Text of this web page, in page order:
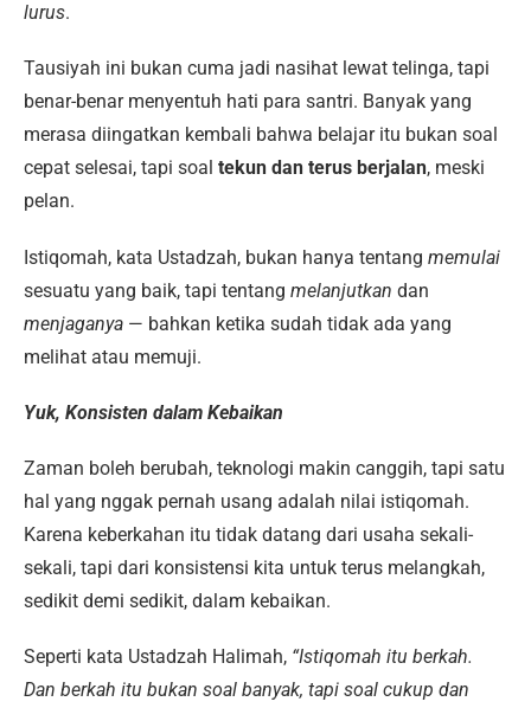
lurus.
Tausiyah ini bukan cuma jadi nasihat lewat telinga, tapi
benar-benar menyentuh hati para santri. Banyak yang
merasa diingatkan kembali bahwa belajar itu bukan soal
cepat selesai, tapi soal tekun dan terus berjalan, meski
pelan.
Istiqomah, kata Ustadzah, bukan hanya tentang memulai
sesuatu yang baik, tapi tentang melanjutkan dan
menjaganya — bahkan ketika sudah tidak ada yang
melihat atau memuji.
Yuk, Konsisten dalam Kebaikan
Zaman boleh berubah, teknologi makin canggih, tapi satu
hal yang nggak pernah usang adalah nilai istiqomah.
Karena keberkahan itu tidak datang dari usaha sekali-
sekali, tapi dari konsistensi kita untuk terus melangkah,
sedikit demi sedikit, dalam kebaikan.
Seperti kata Ustadzah Halimah, “Istiqomah itu berkah.
Dan berkah itu bukan soal banyak, tapi soal cukup dan